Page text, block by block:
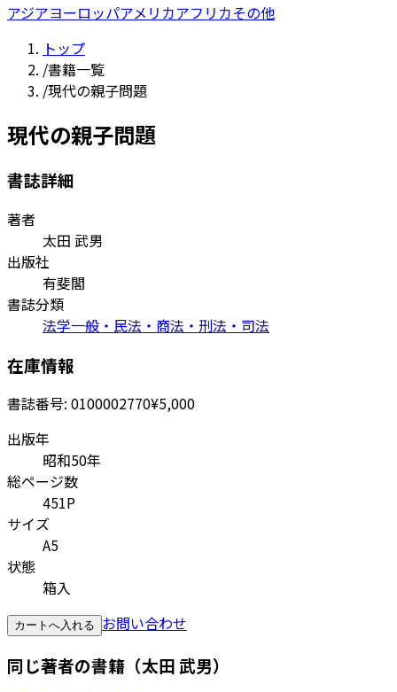
アジアヨーロッパアメリカアフリカその他
トップ
/書籍一覧
/現代の親子問題
現代の親子問題
書誌詳細
著者
太田 武男
出版社
有斐閣
書誌分類
法学一般・民法・商法・刑法・司法
在庫情報
書誌番号: 0100002770¥5,000
出版年
昭和50年
総ページ数
451P
サイズ
A5
状態
箱入
カートへ入れる お問い合わせ
同じ著者の書籍（太田 武男）